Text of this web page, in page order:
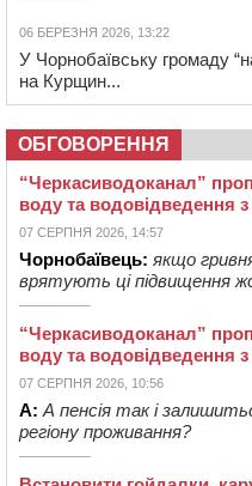
06 БЕРЕЗНЯ 2026, 13:22
У Чорнобаївську громаду
на Курщин...
ОБГОВОРЕННЯ
“Черкасиводоканал”
воду та водовідведення з
07 СЕРПНЯ 2026, 14:57
Чорнобаївець: якщо
врятують ці підвищення
“Черкасиводоканал”
воду та водовідведення з
07 СЕРПНЯ 2026, 10:56
А: А пенсія так і
регіону проживання?